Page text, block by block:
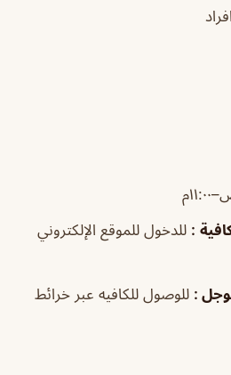
: للدخول للموقع الإلكتروني
: للوصول للكافيه عبر خرائط